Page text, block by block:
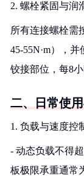
2. 螺栓紧固与润
所有连接螺栓需
45-55N·m），
铰接部位，每8
二、日常使
1. 负载与速度控
- 动态负载不得
板极限承重通常